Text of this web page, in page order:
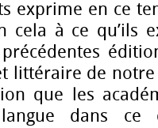
exprime en ce
cela à ce qu’ils
littéraire de notre
que les
dans ce